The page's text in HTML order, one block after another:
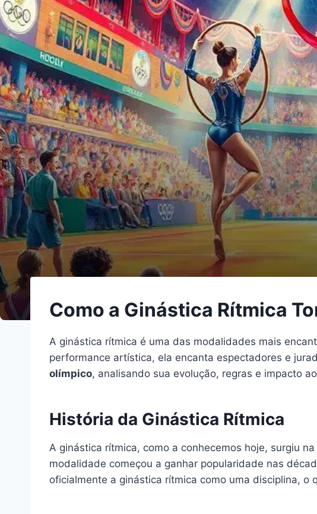
Como a Ginástica Rítmica
A ginástica rítmica é uma das modalidades mais
performance artística, ela encanta espectadores e
olímpico, analisando sua evolução, regras e impacto
História da Ginástica Rítmica
A ginástica rítmica, como a conhecemos hoje, surgiu
modalidade começou a ganhar popularidade nas
oficialmente a ginástica rítmica como uma disciplina, o